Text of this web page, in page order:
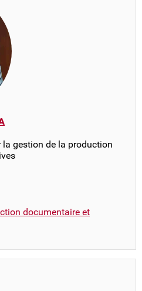
gestion de la production
documentaire et